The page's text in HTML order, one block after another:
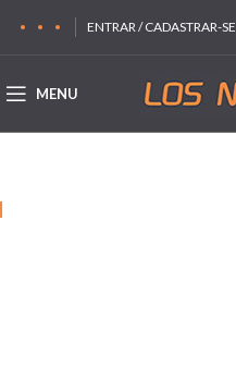
ENTRAR / CADASTRAR-SE
MENU